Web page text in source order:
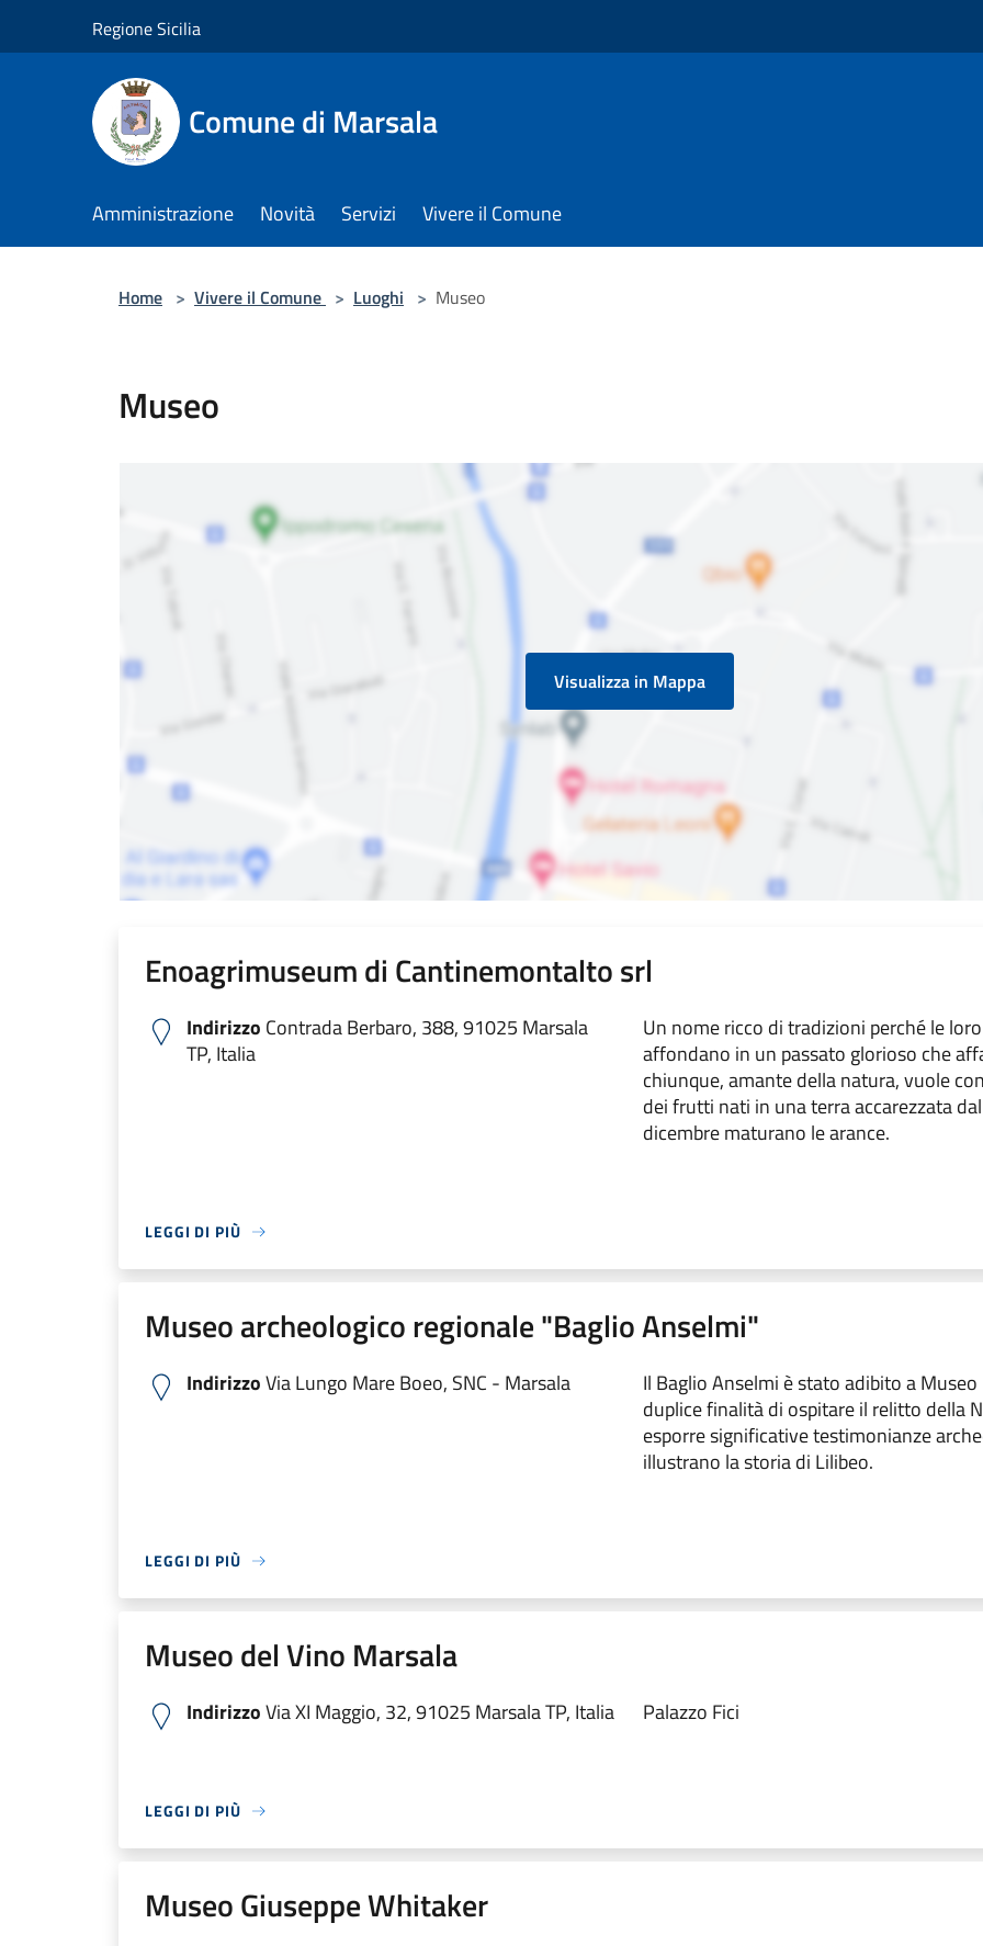
Regione Sicilia
Comune di Marsala
Amministrazione Novità Servizi Vivere il Comune
Home > Vivere il Comune > Luoghi > Museo
Museo
Visualizza in Mappa
Enoagrimuseum di Cantinemontalto srl
Indirizzo Contrada Berbaro, 388, 91025 Marsala
TP, Italia
Un nome ricco di tradizioni perché le
affondano in un passato glorioso che
chiunque, amante della natura, vuole
dei frutti nati in una terra accarezzata
dicembre maturano le arance.
LEGGI DI PIÙ
Museo archeologico regionale "Baglio Anselmi"
IndirizzoVia Lungo Mare Boeo, SNC - Marsala
Il Baglio Anselmi è stato adibito a
duplice finalità di ospitare il relitto della
esporre significative testimonianze
illustrano la storia di Lilibeo.
LEGGI DI PIÙ
Museo del Vino Marsala
IndirizzoVia XI Maggio, 32, 91025 Marsala TP, Italia Palazzo Fici
LEGGI DI PIÙ
Museo Giuseppe Whitaker